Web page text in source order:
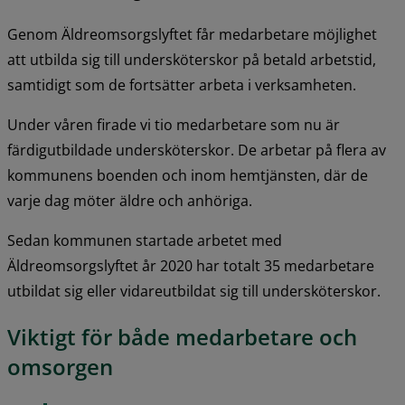
Genom Äldreomsorgslyftet får medarbetare möjlighet
att utbilda sig till undersköterskor på betald arbetstid,
samtidigt som de fortsätter arbeta i verksamheten.
Under våren firade vi tio medarbetare som nu är
färdigutbildade undersköterskor. De arbetar på flera av
kommunens boenden och inom hemtjänsten, där de
varje dag möter äldre och anhöriga.
Sedan kommunen startade arbetet med
Äldreomsorgslyftet år 2020 har totalt 35 medarbetare
utbildat sig eller vidareutbildat sig till undersköterskor.
Viktigt för både medarbetare och
omsorgen